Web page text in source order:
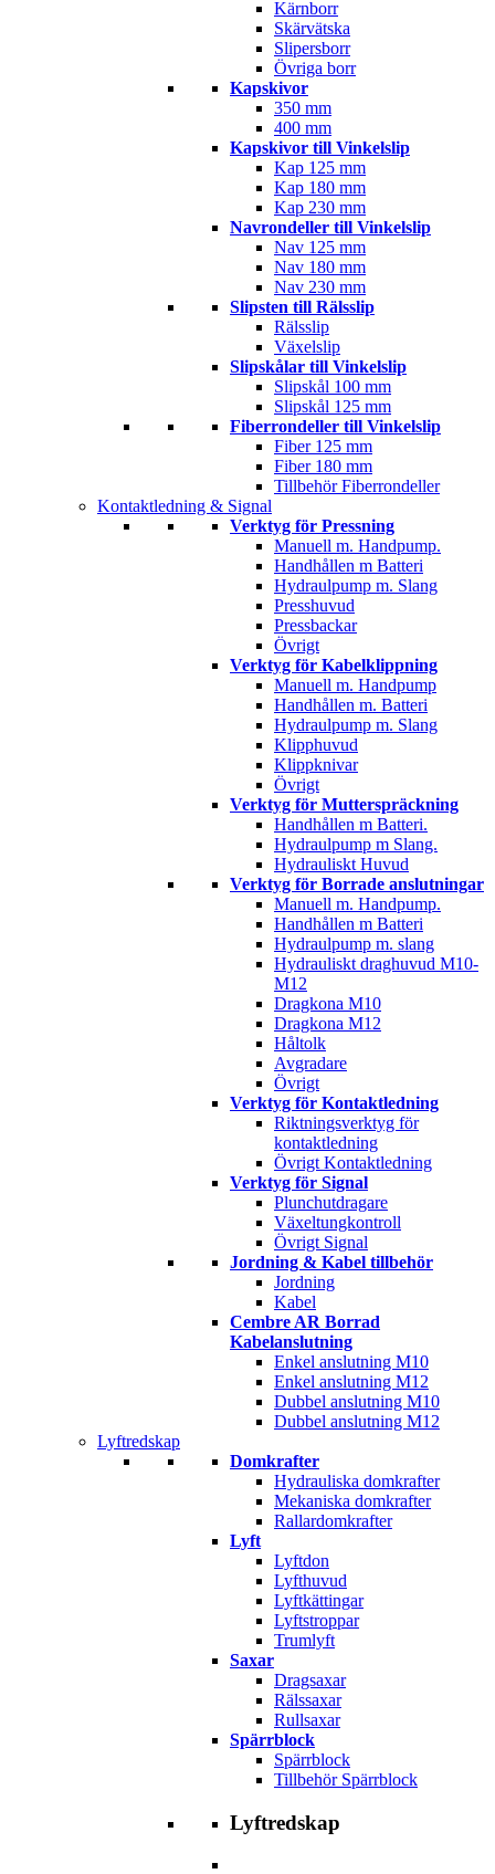
Kärnborr
Skärvätska
Slipersborr
Övriga borr
Kapskivor
350 mm
400 mm
Kapskivor till Vinkelslip
Kap 125 mm
Kap 180 mm
Kap 230 mm
Navrondeller till Vinkelslip
Nav 125 mm
Nav 180 mm
Nav 230 mm
Slipsten till Rälsslip
Rälsslip
Växelslip
Slipskålar till Vinkelslip
Slipskål 100 mm
Slipskål 125 mm
Fiberrondeller till Vinkelslip
Fiber 125 mm
Fiber 180 mm
Tillbehör Fiberrondeller
Kontaktledning & Signal
Verktyg för Pressning
Manuell m. Handpump.
Handhållen m Batteri
Hydraulpump m. Slang
Presshuvud
Pressbackar
Övrigt
Verktyg för Kabelklippning
Manuell m. Handpump
Handhållen m. Batteri
Hydraulpump m. Slang
Klipphuvud
Klippknivar
Övrigt
Verktyg för Mutterspräckning
Handhållen m Batteri.
Hydraulpump m Slang.
Hydrauliskt Huvud
Verktyg för Borrade anslutningar
Manuell m. Handpump.
Handhållen m Batteri
Hydraulpump m. slang
Hydrauliskt draghuvud M10-
M12
Dragkona M10
Dragkona M12
Håltolk
Avgradare
Övrigt
Verktyg för Kontaktledning
Riktningsverktyg för
kontaktledning
Övrigt Kontaktledning
Verktyg för Signal
Plunchutdragare
Växeltungkontroll
Övrigt Signal
Jordning & Kabel tillbehör
Jordning
Kabel
Cembre AR Borrad
Kabelanslutning
Enkel anslutning M10
Enkel anslutning M12
Dubbel anslutning M10
Dubbel anslutning M12
Lyftredskap
Domkrafter
Hydrauliska domkrafter
Mekaniska domkrafter
Rallardomkrafter
Lyft
Lyftdon
Lyfthuvud
Lyftkättingar
Lyftstroppar
Trumlyft
Saxar
Dragsaxar
Rälssaxar
Rullsaxar
Spärrblock
Spärrblock
Tillbehör Spärrblock
Lyftredskap